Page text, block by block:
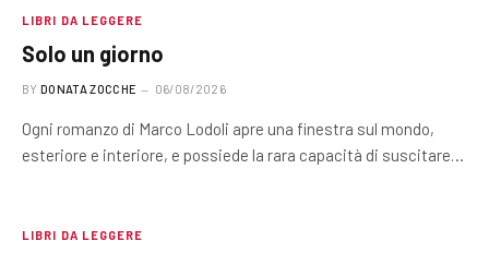
LIBRI DA LEGGERE
Solo un giorno
BY DONATA ZOCCHE 06/08/2026
Ogni romanzo di Marco Lodoli apre una finestra sul mondo,
esteriore e interiore, e possiede la rara capacità di suscitare…
LIBRI DA LEGGERE